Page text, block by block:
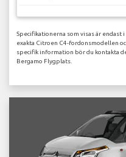
Specifikationerna som visas är
exakta Citroen C4-fordonsmodellen
specifik information bör du kontakta
Bergamo Flygplats.